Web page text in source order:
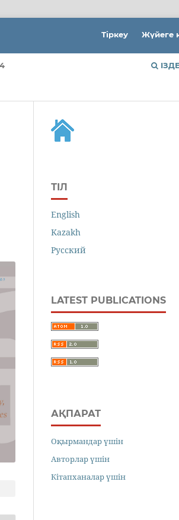
Тіркеу Жүйеге
ТІЛ
English
Kazakh
Русский
LATEST PUBLICATIONS
АҚПАРАТ
Оқырмандар үшін
Авторлар үшін
Кітапханалар үшін